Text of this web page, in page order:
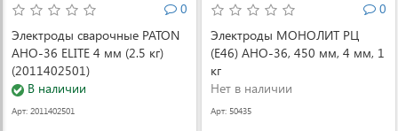
0
Электроды сварочные PATON
АНО-36 ELITE 4 мм (2.5 кг)
(2011402501)
В наличии
Арт: 2011402501
0
Электроды МОНОЛИТ РЦ
(Е46) АНО-36, 450 мм, 4 мм, 1
кг
Нет в наличии
Арт: 50435